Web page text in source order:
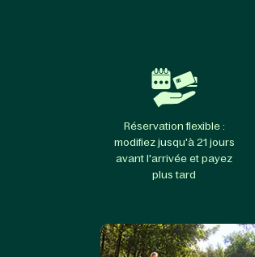
Réservation flexible :
modifiez jusqu'à 21 jours
avant l'arrivée et payez
plus tard